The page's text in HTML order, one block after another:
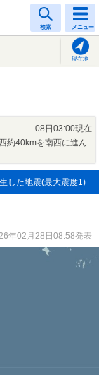
検索 メニュー
現在地
08日03:00現在
約40kmを南西に進ん
した地震(最大震度1)
年02月28日08:58発表